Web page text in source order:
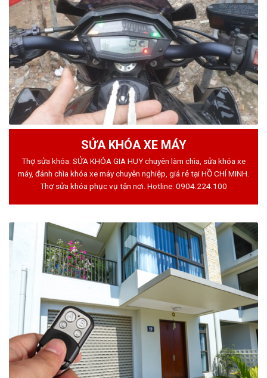
SỬA KHÓA XE MÁY
Thợ sửa khóa: SỬA KHÓA GIA HUY chuyên làm chìa, sửa khóa xe
máy, đánh chìa khóa xe máy chuyên nghiệp, giá rẻ tại HỒ CHÍ MINH.
Thợ sửa khóa phục vụ tận nơi. Hotline: 0904.224.100